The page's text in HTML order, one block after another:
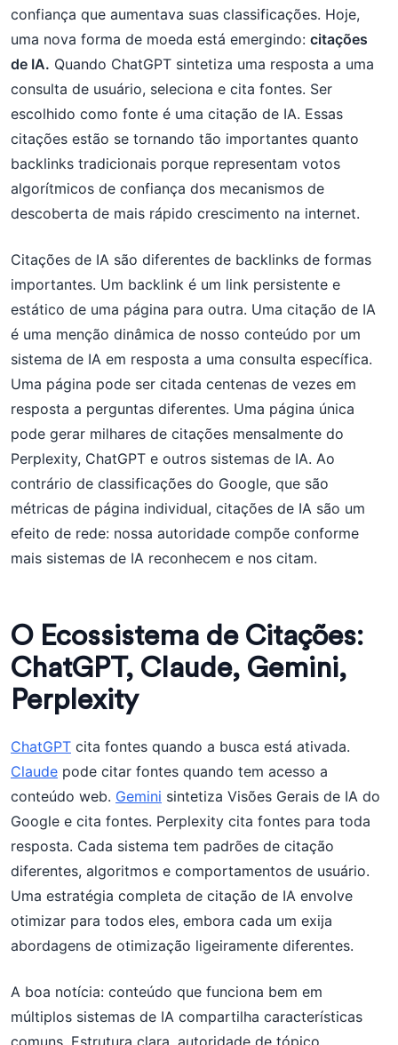
confiança que aumentava suas classificações. Hoje,
uma nova forma de moeda está emergindo: citações
de IA. Quando ChatGPT sintetiza uma resposta a uma
consulta de usuário, seleciona e cita fontes. Ser
escolhido como fonte é uma citação de IA. Essas
citações estão se tornando tão importantes quanto
backlinks tradicionais porque representam votos
algorítmicos de confiança dos mecanismos de
descoberta de mais rápido crescimento na internet.
Citações de IA são diferentes de backlinks de formas
importantes. Um backlink é um link persistente e
estático de uma página para outra. Uma citação de IA
é uma menção dinâmica de nosso conteúdo por um
sistema de IA em resposta a uma consulta específica.
Uma página pode ser citada centenas de vezes em
resposta a perguntas diferentes. Uma página única
pode gerar milhares de citações mensalmente do
Perplexity, ChatGPT e outros sistemas de IA. Ao
contrário de classificações do Google, que são
métricas de página individual, citações de IA são um
efeito de rede: nossa autoridade compõe conforme
mais sistemas de IA reconhecem e nos citam.
O Ecossistema de Citações:
ChatGPT, Claude, Gemini,
Perplexity
ChatGPT cita fontes quando a busca está ativada.
Claude pode citar fontes quando tem acesso a
conteúdo web. Gemini sintetiza Visões Gerais de IA do
Google e cita fontes. Perplexity cita fontes para toda
resposta. Cada sistema tem padrões de citação
diferentes, algoritmos e comportamentos de usuário.
Uma estratégia completa de citação de IA envolve
otimizar para todos eles, embora cada um exija
abordagens de otimização ligeiramente diferentes.
A boa notícia: conteúdo que funciona bem em
múltiplos sistemas de IA compartilha características
comuns. Estrutura clara, autoridade de tópico,